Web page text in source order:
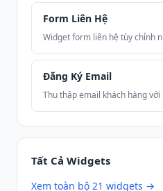
Form Liên Hệ
Widget form liên hệ tùy chỉnh
Đăng Ký Email
Thu thập email khách hàng
Tất Cả Widgets
Xem toàn bộ 21 widgets →